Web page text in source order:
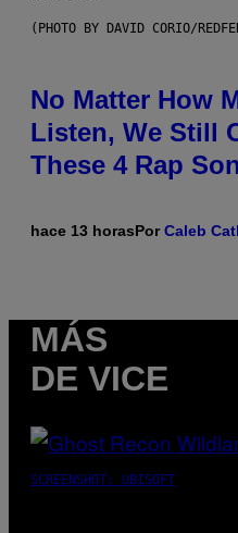
(PHOTO BY DAVID CORIO/
No Matter How
Listen, We Still
These 4 Rap
hace 13 horasPorCaleb
MÁS
DE VICE
SCREENSHOT: UBISOFT